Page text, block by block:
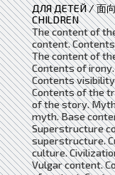
ДЛЯ ДЕТЕЙ / 面向
CHILDREN
The content of
content.
The content of
Contents of
Contents
Contents of the
of the story.
myth. Base
Superstructure
superstructure.
culture.
Vulgar content.